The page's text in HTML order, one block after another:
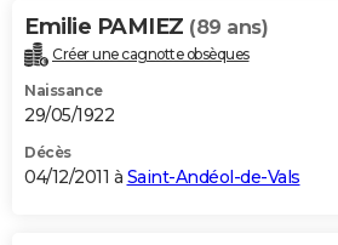
Emilie PAMIEZ (89 ans)
Créer une cagnotte obsèques
Naissance
29/05/1922
Décès
04/12/2011 à Saint-Andéol-de-Vals